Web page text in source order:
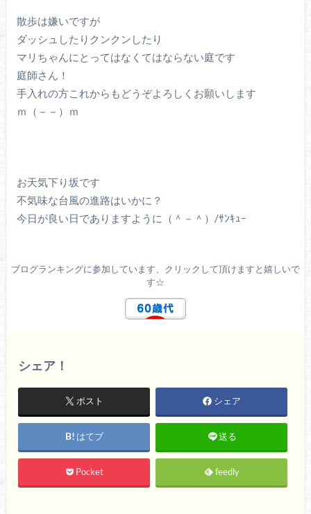
散歩は嫌いですが
ダッシュしたりクンクンしたり
マリちゃんにとってはなくてはならない庭です
庭師さん！
手入れの方これからもどうぞよろしくお願いします
ｍ（－－）ｍ
お天気下り坂です
不気味な台風の進路はいかに？
今日が良い日でありますように（＾－＾）/ｻﾝｷｭｰ
ブログランキングに参加しています、クリックして頂けますと嬉しいで
す☆
シェア！
ポスト シェア
はてブ 送る
Pocket feedly